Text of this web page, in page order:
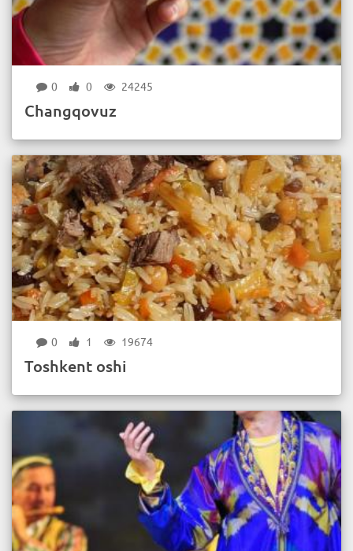
0 0 24245
Changqovuz
0 1 19674
Toshkent oshi